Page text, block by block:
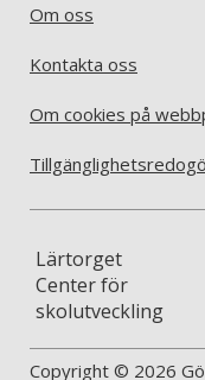
Om oss
Kontakta oss
Om cookies på
Lärtorget
Center för
skolutveckling
Copyright © 2026